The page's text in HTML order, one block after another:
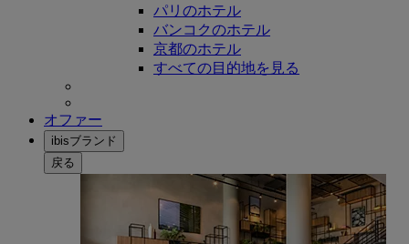
パリのホテル
バンコクのホテル
京都のホテル
すべての目的地を見る
オファー
ibisブランド
戻る